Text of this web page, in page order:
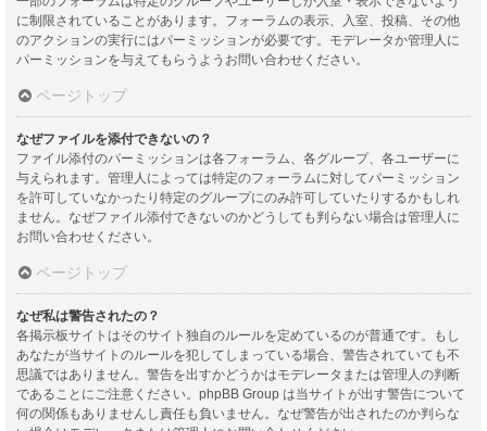
に制限されていることがあります。フォーラムの表示、入室、投稿、その他
のアクションの実行にはパーミッションが必要です。モデレータか管理人に
パーミッションを与えてもらうようお問い合わせください。
ページトップ
なぜファイルを添付できないの？
ファイル添付のパーミッションは各フォーラム、各グループ、各ユーザーに
与えられます。管理人によっては特定のフォーラムに対してパーミッション
を許可していなかったり特定のグループにのみ許可していたりするかもしれ
ません。なぜファイル添付できないのかどうしても判らない場合は管理人に
お問い合わせください。
ページトップ
なぜ私は警告されたの？
各掲示板サイトはそのサイト独自のルールを定めているのが普通です。もし
あなたが当サイトのルールを犯してしまっている場合、警告されていても不
思議ではありません。警告を出すかどうかはモデレータまたは管理人の判断
であることにご注意ください。phpBB Group は当サイトが出す警告について
何の関係もありませんし責任も負いません。なぜ警告が出されたのか判らな